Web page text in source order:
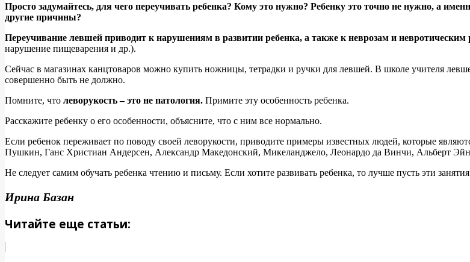
Просто задумайтесь, для чего переучивать ребенка? Кому это нужно? Ребенку это точно не нужно, а
другие причины?
Переучивание левшей приводит к нарушениям в развитии ребенка, а также к неврозам и невротическим
нарушение пищеварения и др.).
Сейчас в магазинах канцтоваров можно купить ножницы, тетрадки и ручки для левшей. В школе учителя
совершенно быть не должно.
Помните, что леворукость – это не патология. Примите эту особенность ребенка.
Расскажите ребенку о его особенности, объясните, что с ним все нормально.
Если ребенок переживает по поводу своей леворукости, приводите примеры известных людей, которые
Пушкин, Ганс Христиан Андерсен, Александр Македонский, Микеланджело, Леонардо да Винчи, Альберт
Не следует самим обучать ребенка чтению и письму. Если хотите развивать ребенка, то лучше пусть эти
Ирина Базан
Читайте еще статьи: